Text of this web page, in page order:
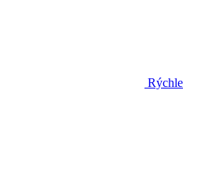
Rýchle